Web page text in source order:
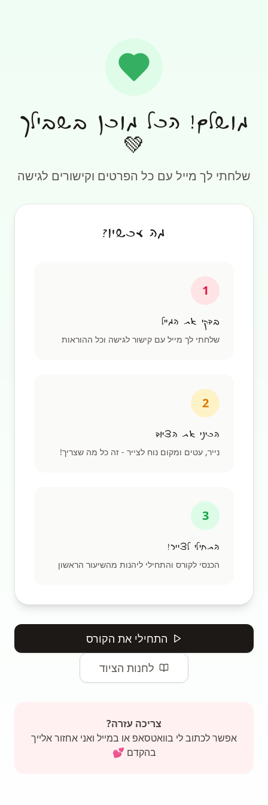
מושלם! הכל מוכן בשבילך
💚
שלחתי לך מייל עם כל הפרטים וקישורים לגישה
מה עכשיו?
1
בדקי את המייל
שלחתי לך מייל עם קישור לגישה וכל ההוראות
2
הכיני את הציוד
נייר, עטים ומקום נוח לצייר - זה כל מה שצריך!
3
התחילי לצייר!
הכנסי לקורס והתחילי ליהנות מהשיעור הראשון
התחילי את הקורס
לחנות הציוד
צריכה עזרה?
אפשר לכתוב לי בוואטסאפ או במייל ואני אחזור אלייך
בהקדם 💕